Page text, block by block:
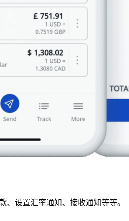
、设置汇率通知、接收通知等等。